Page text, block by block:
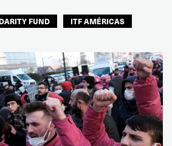
FUND ITF AMÉRICAS